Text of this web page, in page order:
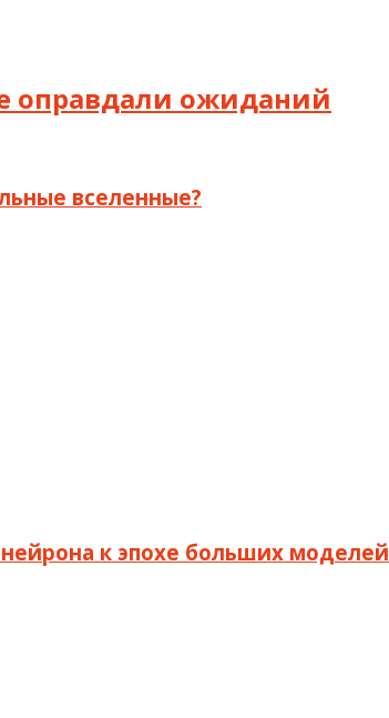
оправдали ожиданий
вселенные?
к эпохе больших моделей